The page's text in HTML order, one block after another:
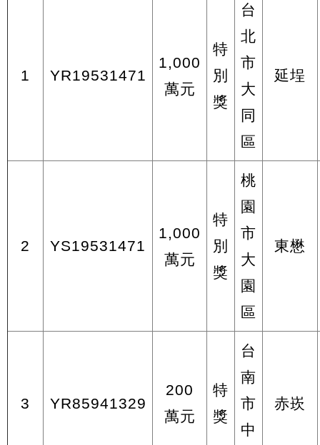
1 YR19531471
1,000
萬元
特
別
獎
台
北
市
大
同
區
延埕
2 YS19531471
1,000
萬元
特
別
獎
桃
園
市
大
園
區
東懋
3 YR85941329
200
萬元
特
獎
台
南
市
中
赤崁